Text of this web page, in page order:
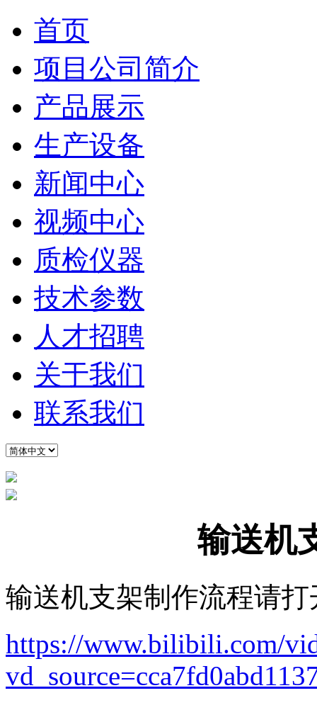
首页
项目公司简介
产品展示
生产设备
新闻中心
视频中心
质检仪器
技术参数
人才招聘
关于我们
联系我们
输送机
输送机支架制作流程请
https://www.bilibili.com/